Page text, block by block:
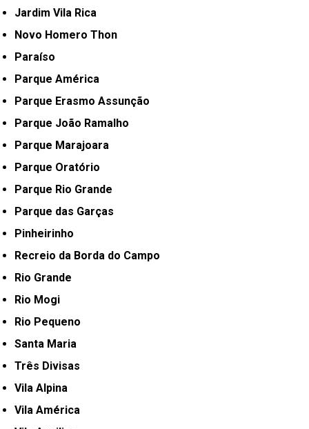
Jardim Vila Rica
Novo Homero Thon
Paraíso
Parque América
Parque Erasmo Assunção
Parque João Ramalho
Parque Marajoara
Parque Oratório
Parque Rio Grande
Parque das Garças
Pinheirinho
Recreio da Borda do Campo
Rio Grande
Rio Mogi
Rio Pequeno
Santa Maria
Três Divisas
Vila Alpina
Vila América